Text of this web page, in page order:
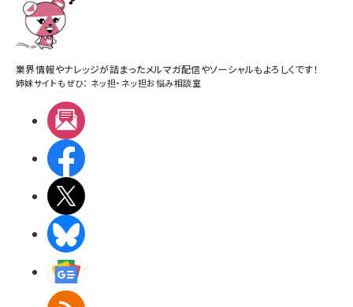
業界情報やナレッジが詰まったメルマガ配信やソーシャルもよろしくです！
姉妹サイトもぜひ： ネッ担・ ネッ担お悩み相談室